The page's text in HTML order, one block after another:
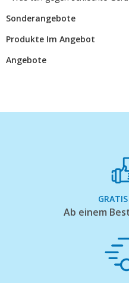
Sonderangebote
Produkte Im Angebot
Angebote
Ab einem